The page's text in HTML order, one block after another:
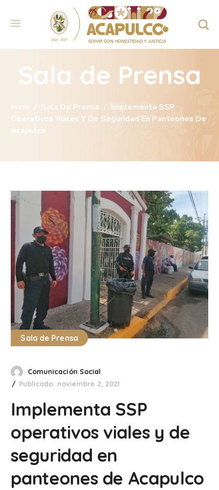
Sala de Prensa
Inicio Sala De Prensa
Implementa SSP
Operativos Viales Y De Seguridad En Panteones De
Acapulco
Sala de Prensa
Comunicación Social
Publicado: noviembre 2, 2021
Implementa SSP
operativos viales y de
seguridad en
panteones de Acapulco